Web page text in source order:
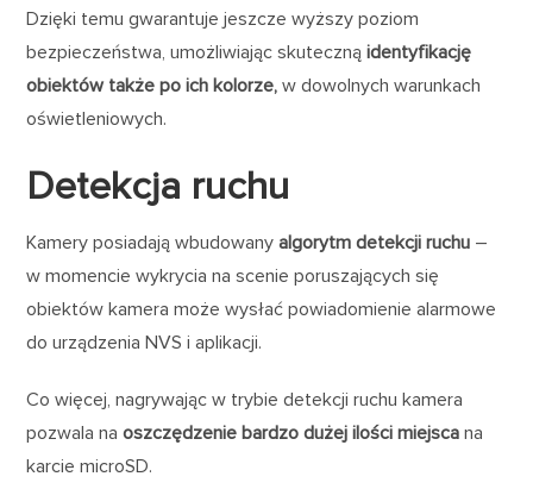
Dzięki temu gwarantuje jeszcze wyższy poziom
bezpieczeństwa, umożliwiając skutecznąidentyfikację
obiektów także po ich kolorze, w dowolnych warunkach
oświetleniowych.
Detekcja ruchu
Kamery posiadają wbudowany algorytm detekcji ruchu –
w momencie wykrycia na scenie poruszających się
obiektów kamera może wysłać powiadomienie alarmowe
do urządzenia NVS i aplikacji.
Co więcej, nagrywając w trybie detekcji ruchu kamera
pozwala naoszczędzenie bardzo dużej ilości miejsca na
karcie microSD.